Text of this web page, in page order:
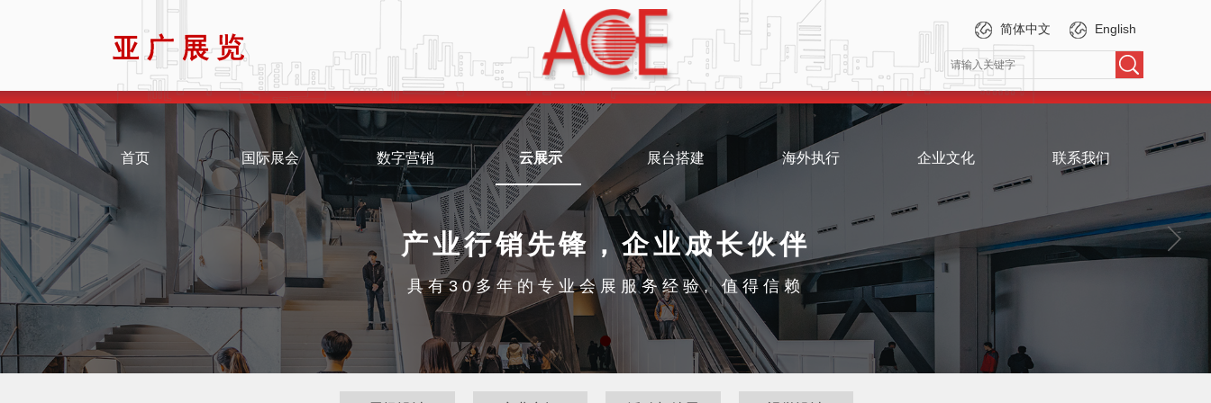
首页 国际展会 数字营销 云展示 展台搭建 海外执行 企业文化 联系我们
产业行销先锋，企业成长伙伴
具有30多年的专业会展服务经验, 值得信赖
简体中文 English